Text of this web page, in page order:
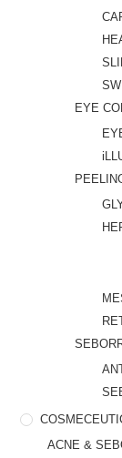
EYE
ACNE &